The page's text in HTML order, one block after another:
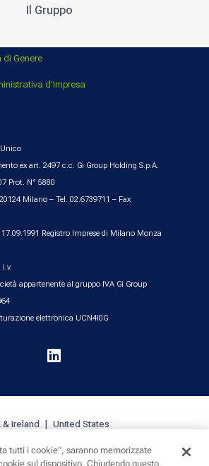
Il Gruppo
di Genere
d’Impresa
Unico
ex art. 2497 c.c. Gi Group Holding S.p.A.
Prot. N° 5880
Milano – Tel. 02.6739711 – Fax
17.09.1991 Registro Imprese di Milano Monza
i.v.
appartenente al gruppo IVA Gi Group
elettronica UCN4I0G

& Ireland United States
tutti i cookie”, saranno memorizzate
sul dispositivo. Chiudendo questo